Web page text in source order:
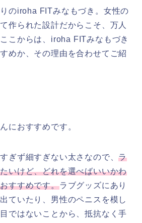
のiroha FITみなもづき。女性の
作られた設計だからこそ、万人
こからは、iroha FITみなもづき
めか、その理由を合わせてご紹
におすすめです。
ぎず細すぎない太さなので、ラ
いけど、どれを選べばいいかわ
すすめです。ラブグッズにあり
ていたり、男性のペニスを模し
ではないことから、抵抗なく手